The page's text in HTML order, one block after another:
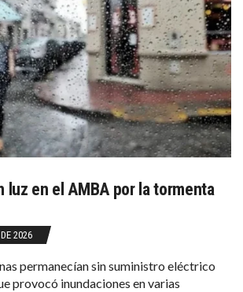
luz en el AMBA por la tormenta
2026
permanecían sin suministro eléctrico
provocó inundaciones en varias